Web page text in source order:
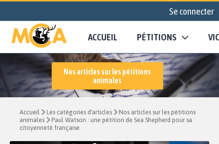
Se connecter
ACCUEIL PÉTITIONS
Nos articles sur les pétitions
animales
Accueil Les catégories d'articles
Nos articles sur les pétitions
animales
Paul Watson : une pétition de Sea Shepherd pour sa
citoyenneté française